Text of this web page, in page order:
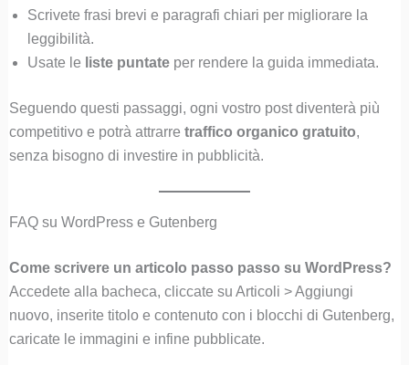
Scrivete frasi brevi e paragrafi chiari per migliorare la
leggibilità.
Usate le liste puntateper rendere la guida immediata.
Seguendo questi passaggi, ogni vostro post diventerà più
competitivo e potrà attrarre traffico organico gratuito,
senza bisogno di investire in pubblicità.
FAQ su WordPress e Gutenberg
Come scrivere un articolo passo passo su WordPress?
Accedete alla bacheca, cliccate su Articoli > Aggiungi
nuovo, inserite titolo e contenuto con i blocchi di Gutenberg,
caricate le immagini e infine pubblicate.